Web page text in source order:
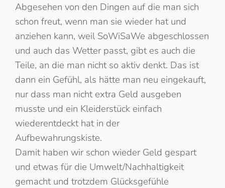
Abgesehen von den Dingen auf die man sich
schon freut, wenn man sie wieder hat und
anziehen kann, weil SoWiSaWe abgeschlossen
und auch das Wetter passt, gibt es auch die
Teile, an die man nicht so aktiv denkt. Das ist
dann ein Gefühl, als hätte man neu eingekauft,
nur dass man nicht extra Geld ausgeben
musste und ein Kleiderstück einfach
wiederentdeckt hat in der
Aufbewahrungskiste.
Damit haben wir schon wieder Geld gespart
und etwas für die Umwelt/Nachhaltigkeit
gemacht und trotzdem Glücksgefühle